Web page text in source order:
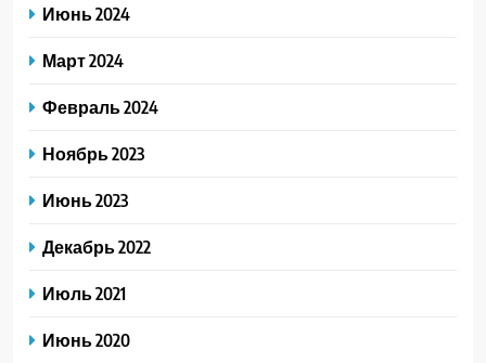
Июнь 2024
Март 2024
Февраль 2024
Ноябрь 2023
Июнь 2023
Декабрь 2022
Июль 2021
Июнь 2020